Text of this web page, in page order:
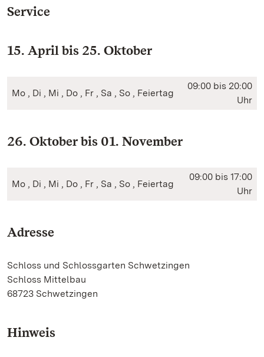
Service
15. April bis 25. Oktober
Mo , Di , Mi , Do , Fr , Sa , So , Feiertag
09:00 bis 20:00
Uhr
26. Oktober bis 01. November
Mo , Di , Mi , Do , Fr , Sa , So , Feiertag
09:00 bis 17:00
Uhr
Adresse
Schloss und Schlossgarten Schwetzingen
Schloss Mittelbau
68723 Schwetzingen
Hinweis